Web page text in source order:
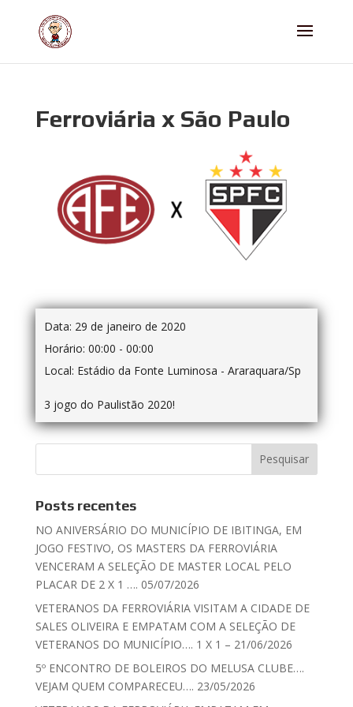
Ferroviária x São Paulo
Data: 29 de janeiro de 2020
Horário: 00:00 - 00:00
Local: Estádio da Fonte Luminosa - Araraquara/Sp
3 jogo do Paulistão 2020!
Posts recentes
NO ANIVERSÁRIO DO MUNICÍPIO DE IBITINGA, EM
JOGO FESTIVO, OS MASTERS DA FERROVIÁRIA
VENCERAM A SELEÇÃO DE MASTER LOCAL PELO
PLACAR DE 2 X 1 …. 05/07/2026
VETERANOS DA FERROVIÁRIA VISITAM A CIDADE DE
SALES OLIVEIRA E EMPATAM COM A SELEÇÃO DE
VETERANOS DO MUNICÍPIO…. 1 X 1 – 21/06/2026
5º ENCONTRO DE BOLEIROS DO MELUSA CLUBE….
VEJAM QUEM COMPARECEU…. 23/05/2026